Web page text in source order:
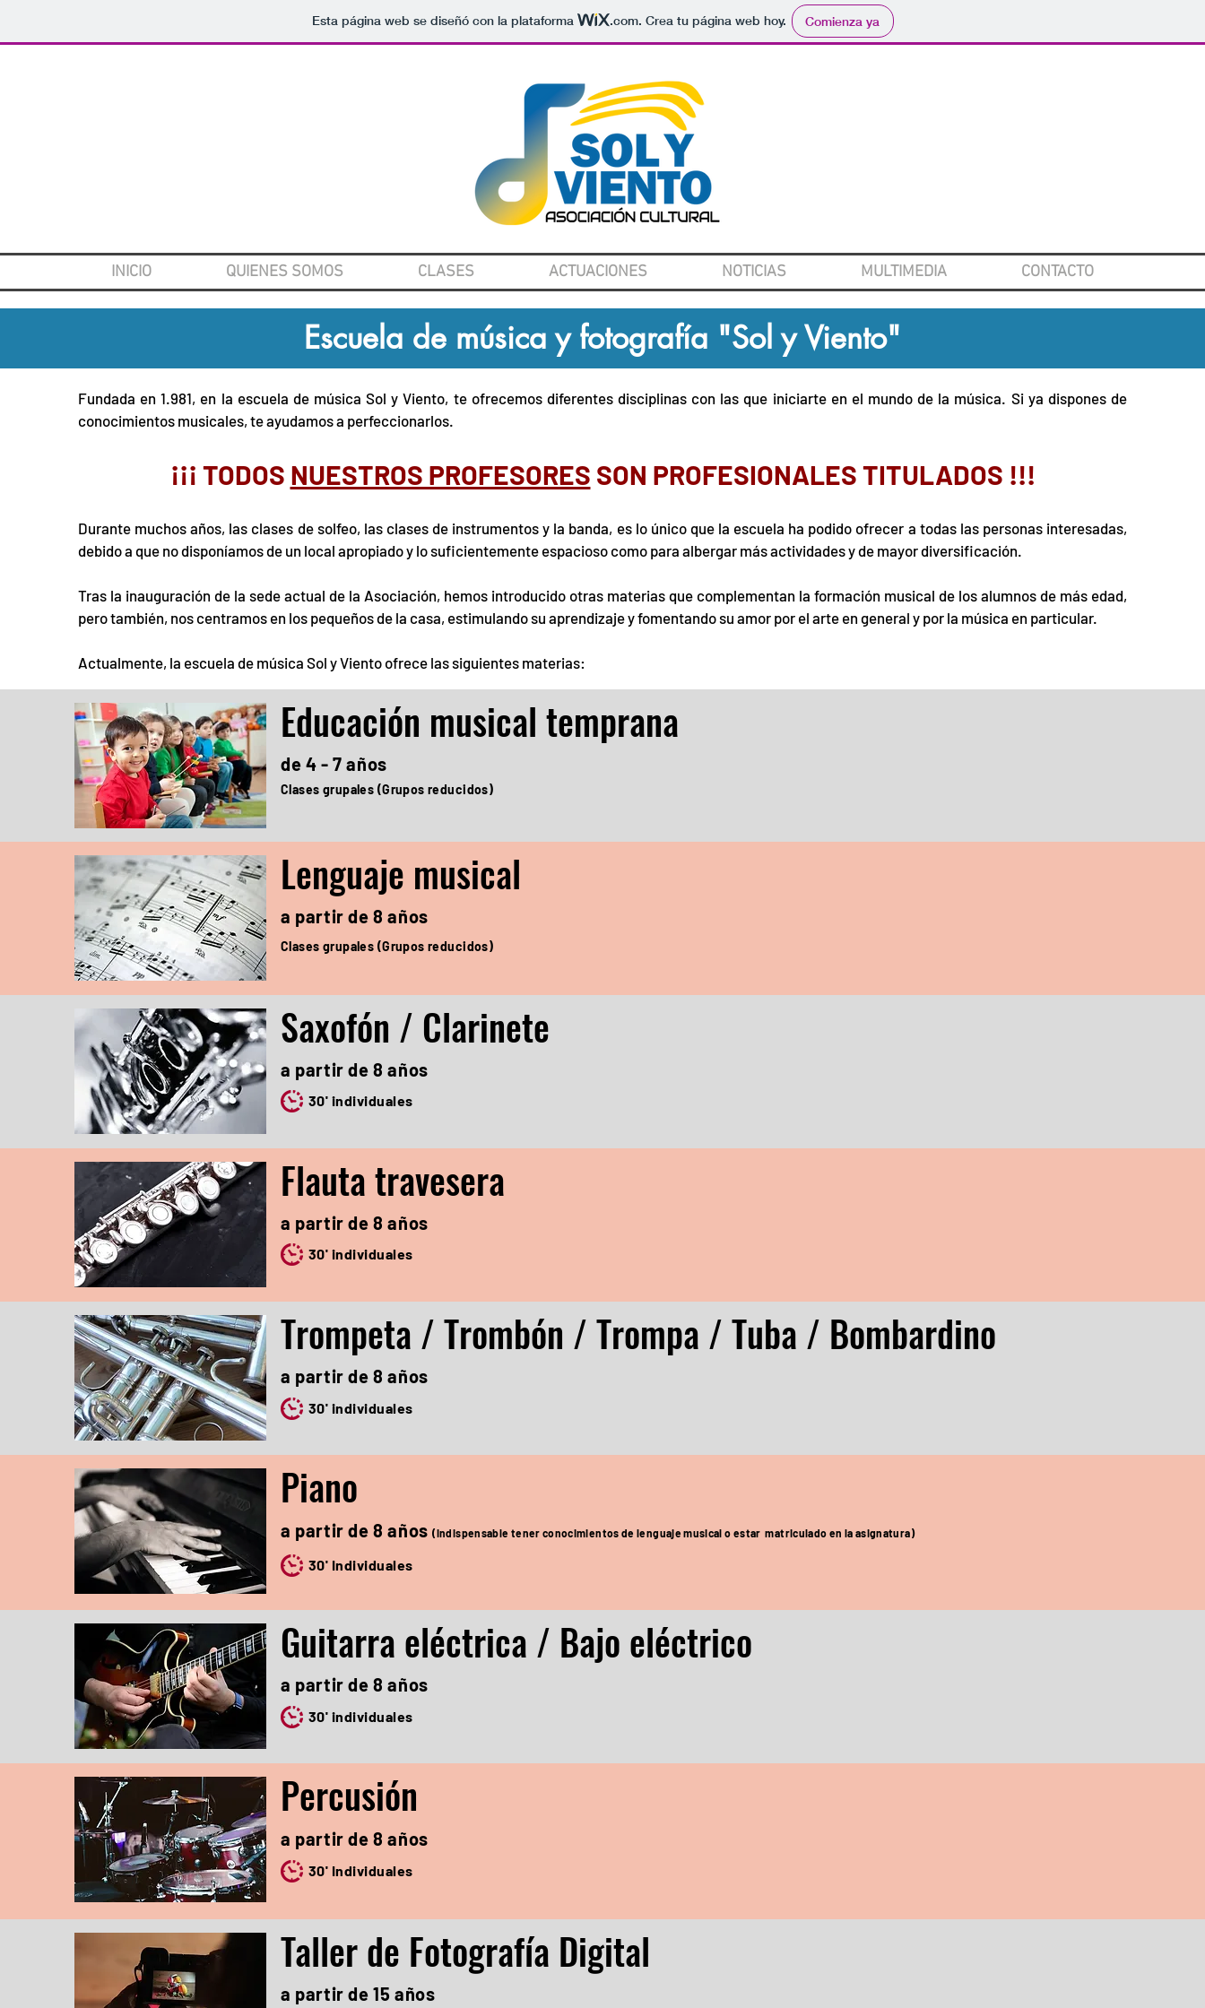
Esta página web se diseñó con la plataforma .com. Crea tu página web hoy. Comienza ya
INICIO QUIENES SOMOS CLASES ACTUACIONES NOTICIAS MULTIMEDIA CONTACTO
Escuela de música y fotografía "Sol y Viento"
Fundada en 1.981, en la escuela de música Sol y Viento, te ofrecemos diferentes disciplinas con las que iniciarte en el mundo de la música. Si ya dispones de
conocimientos musicales, te ayudamos a perfeccionarlos.
¡¡¡ TODOS NUESTROS PROFESORES SON PROFESIONALES TITULADOS !!!
Durante muchos años, las clases de solfeo, las clases de instrumentos y la banda, es lo único que la escuela ha podido ofrecer a todas las personas interesadas,
debido a que no disponíamos de un local apropiado y lo suficientemente espacioso como para albergar más actividades y de mayor diversificación.
Tras la inauguración de la sede actual de la Asociación, hemos introducido otras materias que complementan la formación musical de los alumnos de más edad,
pero también, nos centramos en los pequeños de la casa, estimulando su aprendizaje y fomentando su amor por el arte en general y por la música en particular.
Actualmente, la escuela de música Sol y Viento ofrece las siguientes materias:
Educación musical temprana
de 4 - 7 años
Clases grupales (Grupos reducidos)
Lenguaje musical
a partir de 8 años
Clases grupales (Grupos reducidos)
Saxofón / Clarinete
a partir de 8 años
30' individuales
Flauta travesera
a partir de 8 años
30' individuales
Trompeta / Trombón / Trompa / Tuba / Bombardino
a partir de 8 años
30' individuales
Piano
a partir de 8 años(indispensable tener conocimientos de lenguaje musical o estar matriculado en la asignatura)
30' Individuales
Guitarra eléctrica / Bajo eléctrico
a partir de 8 años
30' individuales
Percusión
a partir de 8 años
30' Individuales
Taller de Fotografía Digital
a partir de 15 años